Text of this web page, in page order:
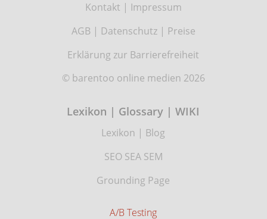
Kontakt | Impressum
AGB| Datenschutz| Preise
Erklärung zur Barrierefreiheit
© barentoo online medien 2026
Lexikon | Glossary | WIKI
Lexikon | Blog
SEO SEA SEM
Grounding Page
A/B Testing